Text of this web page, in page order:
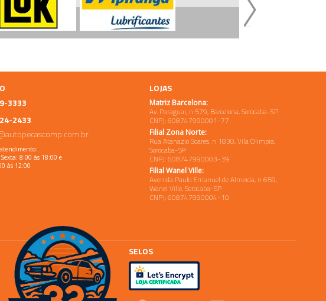
3333
2433
8:00 às 18:00 e
às 12:00
LOJAS
Matriz Barcelona:
Av. Paraguai, n 579, Barcelona, Sorocaba-SP
CNPJ: 608747990001-77
Filial Zona Norte:
Rua Atanazio Soares, n 1830, Vila Olimpia,
Sorocaba-SP
CNPJ: 608747990003-39
Filial Wanel Ville:
Avenida Paulo Emanuel de Almeida, n 659,
Wanel Ville, Sorocaba-SP
CNPJ: 608747990004-10
SELOS